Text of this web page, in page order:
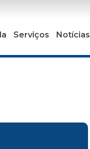
Serviços Notícias